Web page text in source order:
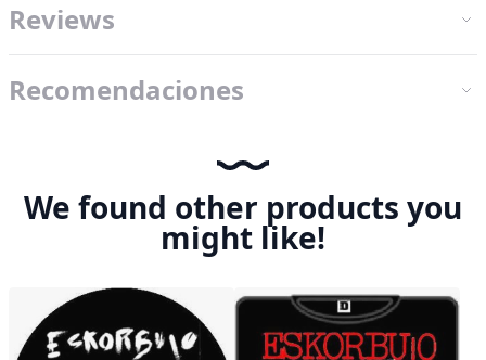
Reviews
Recomendaciones
We found other products you
might like!